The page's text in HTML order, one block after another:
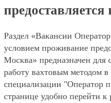
Раздел «Вакансии
условием проживание
Москва» предназначен для
работу вахтовым методом
специализации "Оператор
странице удобно перейти к